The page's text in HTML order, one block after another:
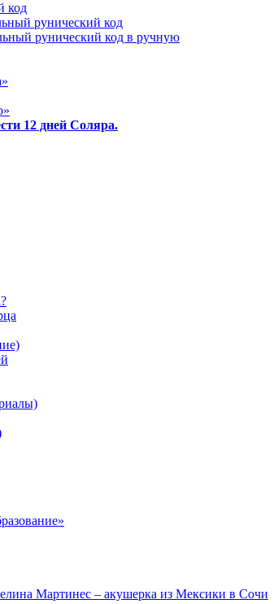
код
рунический код
рунический код в ручную
12 дней Соляра.
Мартинес – акушерка из Мексики в Сочи